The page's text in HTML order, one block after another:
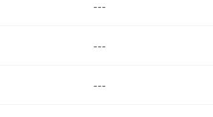
---
---
---